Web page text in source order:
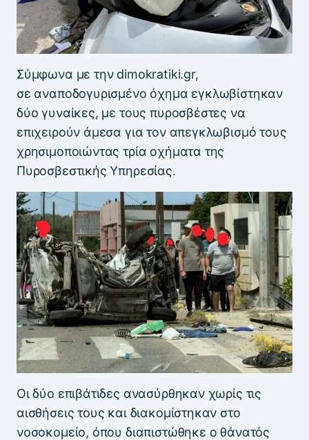
Σύμφωνα με την dimokratiki.gr,
σε αναποδογυρισμένο όχημα εγκλωβίστηκαν
δύο γυναίκες, με τους πυροσβέστες να
επιχειρούν άμεσα για τον απεγκλωβισμό τους
χρησιμοποιώντας τρία οχήματα της
Πυροσβεστικής Υπηρεσίας.
Οι δύο επιβάτιδες ανασύρθηκαν χωρίς τις
αισθήσεις τους και διακομίστηκαν στο
νοσοκομείο, όπου διαπιστώθηκε ο θάνατός